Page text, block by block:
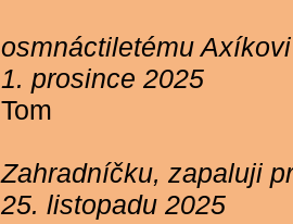
osmnáctiletému
1. prosince 2025
Tom
Zahradníčku, zapaluji
25. listopadu 2025